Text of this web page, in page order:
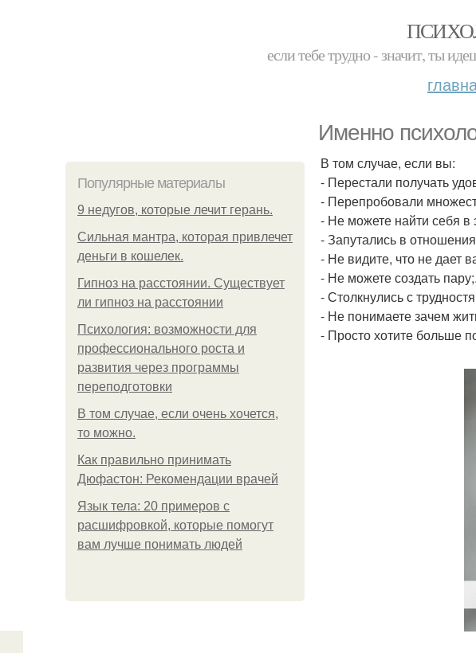
если тебе трудно - значит, ты
Именно
Популярные материалы
9 недугов, которые лечит герань.
Сильная мантра, которая привлечет
деньги в кошелек.
Гипноз на расстоянии. Существует
ли гипноз на расстоянии
Психология: возможности для
профессионального роста и
развития через программы
переподготовки
В том случае, если очень хочется,
то можно.
Как правильно принимать
Дюфастон: Рекомендации врачей
Язык тела: 20 примеров с
расшифровкой, которые помогут
вам лучше понимать людей
В том случае, если вы:
- Перестали получать
- Перепробовали
- Не можете найти себя в
- Запутались в
- Не видите, что не дает
- Не можете создать пару;.
- Столкнулись с
- Не понимаете зачем
- Просто хотите больше